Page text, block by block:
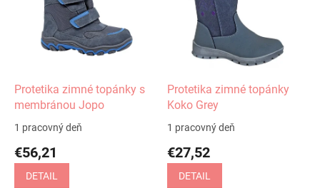
Protetika zimné topánky s
membránou Jopo
1 pracovný deň
€56,21
DETAIL
Protetika zimné topánky
Koko Grey
1 pracovný deň
€27,52
DETAIL